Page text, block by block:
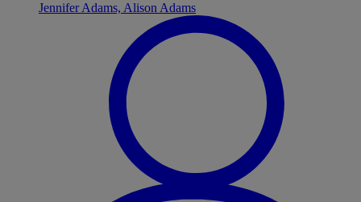
Jennifer Adams, Alison Adams